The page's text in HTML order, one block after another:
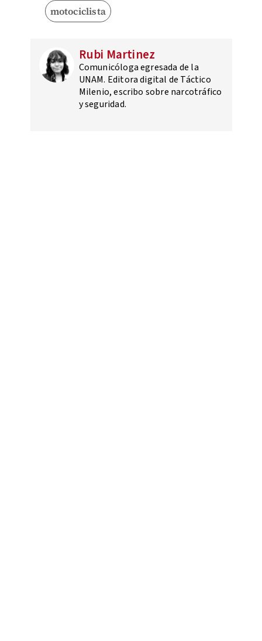
motociclista
Rubi Martinez
Comunicóloga egresada de la
UNAM. Editora digital de Táctico
Milenio, escribo sobre narcotráfico
y seguridad.